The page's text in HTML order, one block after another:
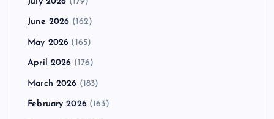
June 2026 (162)
May 2026 (165)
April 2026 (176)
March 2026 (183)
February 2026(163)